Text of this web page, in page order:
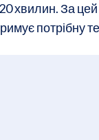
За цей
потрібну